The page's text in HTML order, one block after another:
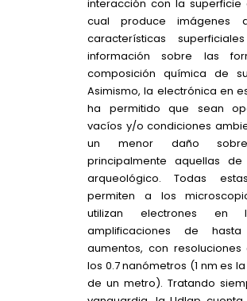
interacción con la
cual produce imágenes
características
información sobre las
composición química de
Asimismo, la electrónica en
ha permitido que sean
vacíos y/o condiciones
un menor daño
principalmente aquellas
arqueológico. Todas
permiten a los
utilizan electrones
amplificaciones de
aumentos, con
los 0.7 nanómetros (1 nm es
de un metro). Tratando